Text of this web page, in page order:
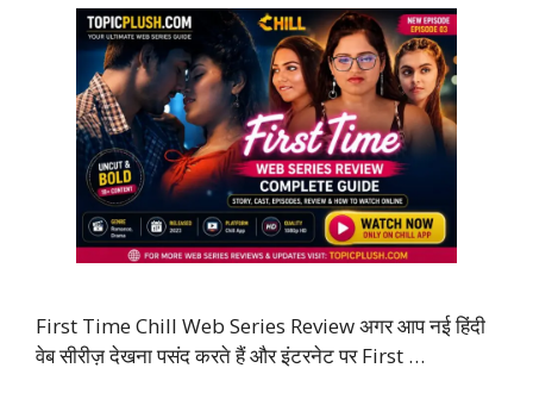
First Time Chill Web Series Review अगर आप नई हिंदी
वेब सीरीज़ देखना पसंद करते हैं और इंटरनेट पर First …